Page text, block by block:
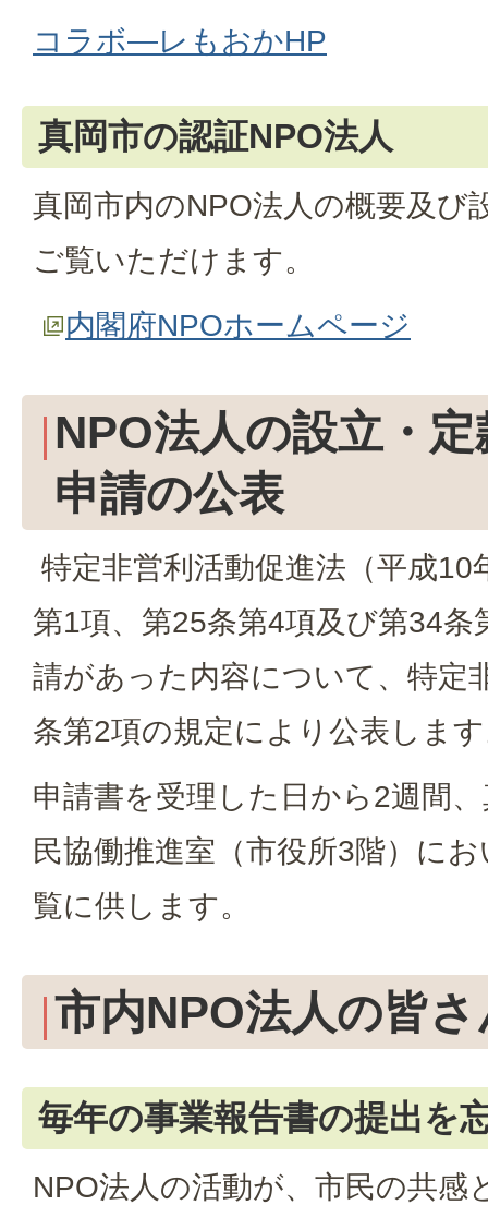
コラボ―レもおかHP
真岡市の認証NPO法人
真岡市内のNPO法人の概要及び
ご覧いただけます。
内閣府NPOホームページ
NPO法人の設立・
申請の公表
特定非営利活動促進法（平成10
第1項、第25条第4項及び第34
請があった内容について、特定
条第2項の規定により公表しま
申請書を受理した日から2週間
民協働推進室（市役所3階）に
覧に供します。
市内NPO法人の皆
毎年の事業報告書の提出を
NPO法人の活動が、市民の共感